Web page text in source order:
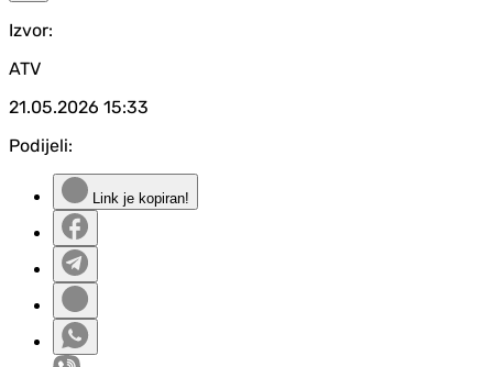
Izvor:
ATV
21.05.2026 15:33
Podijeli:
Link je kopiran!